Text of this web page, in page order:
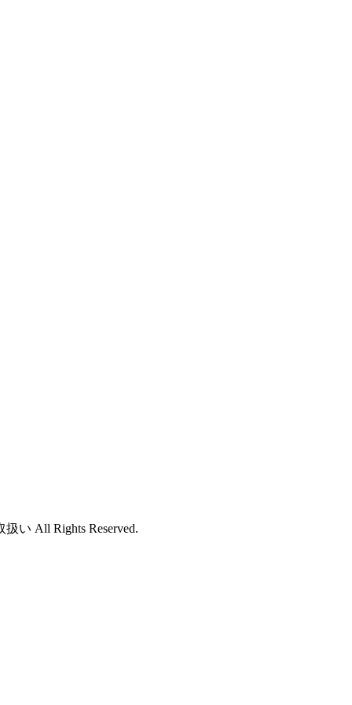
い All Rights Reserved.